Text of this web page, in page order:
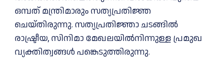
ഒമ്പത് മന്ത്രിമാരും സത്യപ്രതിജ്ഞ
ചെയ്തിരുന്നു. സത്യപ്രതിജ്ഞാ ചടങ്ങില്‍
രാഷ്ട്രീയ, സിനിമാ മേഖലയില്‍നിന്നുള്ള പ്രമുഖ
വ്യക്തിത്വങ്ങള്‍ പങ്കെടുത്തിരുന്നു.